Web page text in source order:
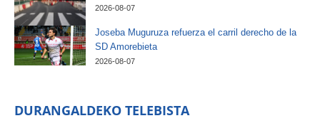
2026-08-07
Joseba Muguruza refuerza el carril derecho de la
SD Amorebieta
2026-08-07
DURANGALDEKO TELEBISTA